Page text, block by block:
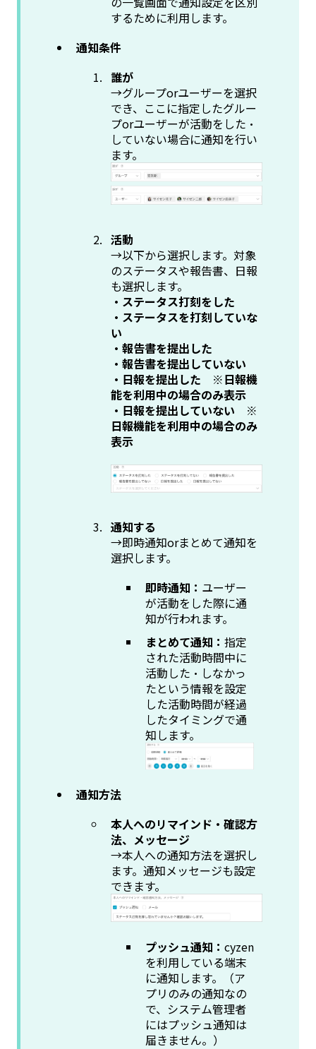
するために利用します。
通知条件
誰が
→グループorユーザーを選択
でき、ここに指定したグルー
プorユーザーが活動をした・
していない場合に通知を行い
ます。
活動
→以下から選択します。対象
のステータスや報告書、日報
も選択します。
・ステータス打刻をした
・ステータスを打刻していな
い
・報告書を提出した
・報告書を提出していない
・日報を提出した ※日報機
能を利用中の場合のみ表示
・日報を提出していない ※
日報機能を利用中の場合のみ
表示
通知する
→即時通知orまとめて通知を
選択します。
即時通知： ユーザー
が活動をした際に通
知が行われます。
まとめて通知： 指定
された活動時間中に
活動した・しなかっ
たという情報を設定
した活動時間が経過
したタイミングで通
知します。
通知方法
本人へのリマインド・確認方
法、メッセージ
→本人への通知方法を選択し
ます。通知メッセージも設定
できます。
プッシュ通知： cyzen
を利用している端末
に通知します。（ア
プリのみの通知なの
で、システム管理者
にはプッシュ通知は
届きません。）